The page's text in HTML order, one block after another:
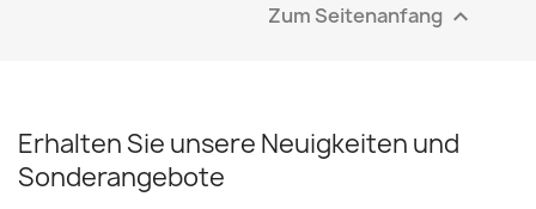
Zum Seitenanfang 
Erhalten Sie unsere Neuigkeiten und
Sonderangebote